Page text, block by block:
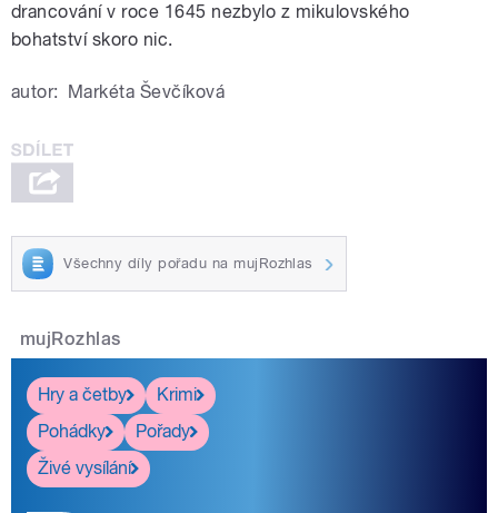
drancování v roce 1645 nezbylo z mikulovského
bohatství skoro nic.
autor: Markéta Ševčíková
Všechny díly pořadu na mujRozhlas
mujRozhlas
Hry a četby
Krimi
Pohádky
Pořady
Živé vysílání